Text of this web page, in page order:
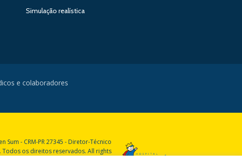
Simulação realística
e colaboradores
Sum - CRM-PR 27345 - Diretor-Técnico
os direitos reservados. All rights